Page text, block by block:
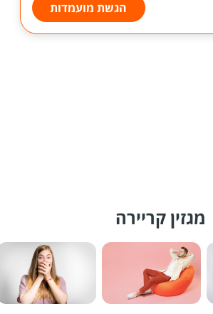
הגשת מועמדות
מגזין קריירה